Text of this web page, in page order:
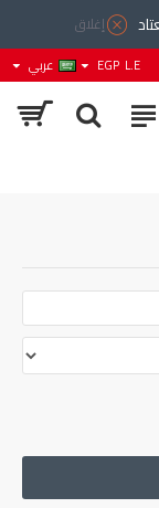
إغلاق
L.E
EGP عربي